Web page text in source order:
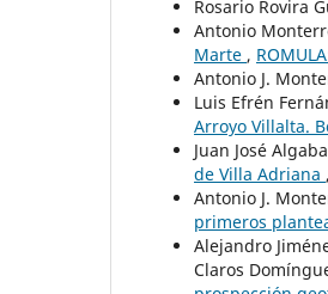
Rosario Rovira
Antonio
Marte ,
Antonio J.
Luis Efrén
Arroyo Villalta.
Juan José
de Villa Adriana ,
Antonio J.
primeros
Alejandro
Claros